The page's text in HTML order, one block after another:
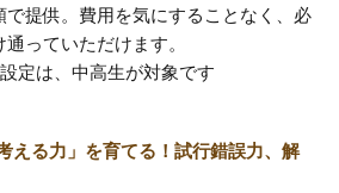
で提供。費用を気にすることなく、必
っていただけます。
定は、中高生が対象です
える力」を育てる！試行錯誤力、解